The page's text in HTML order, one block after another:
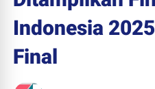
Indonesia
Final